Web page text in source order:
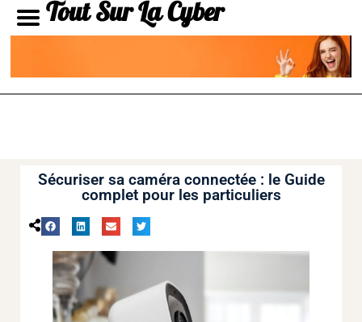
Tout Sur La Cyber
Sécuriser sa caméra connectée : le Guide
complet pour les particuliers